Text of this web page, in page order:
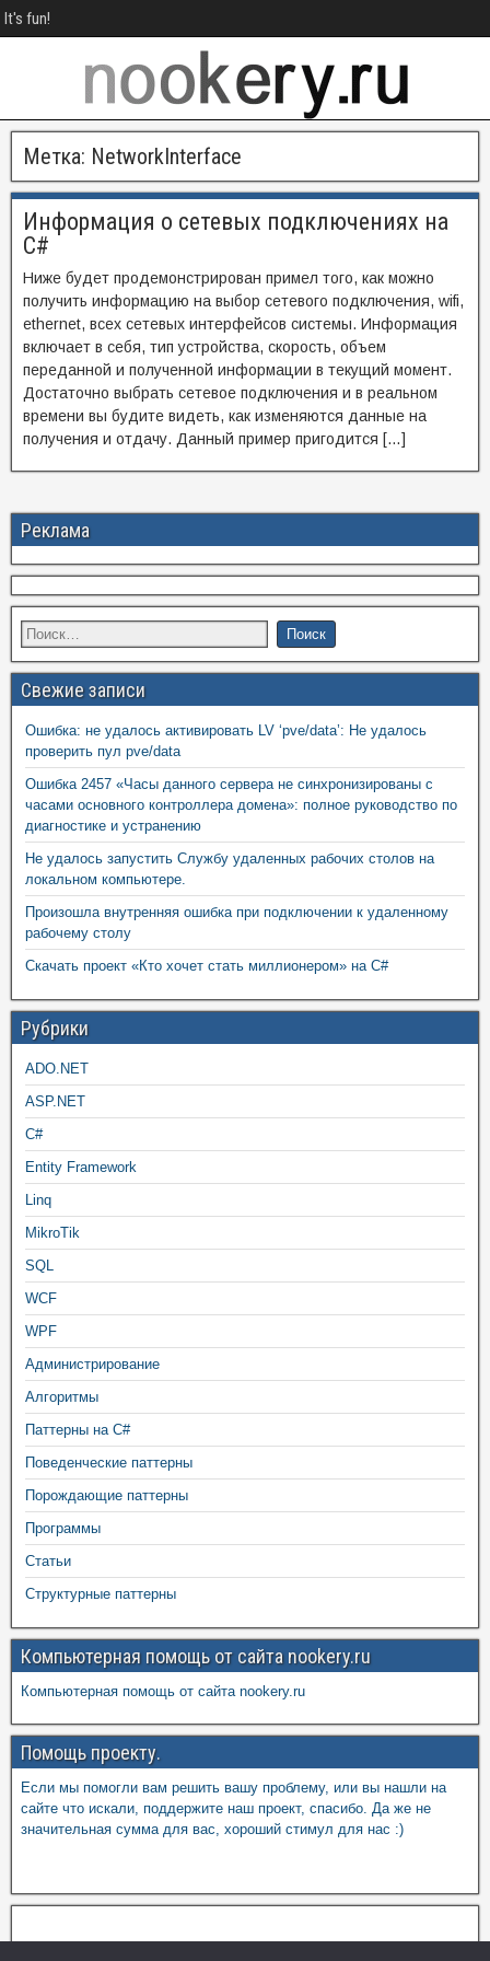
It's fun!
Метка: NetworkInterface
Информация о сетевых подключениях на
C#
Ниже будет продемонстрирован примел того, как можно
получить информацию на выбор сетевого подключения, wifi,
ethernet, всех сетевых интерфейсов системы. Информация
включает в себя, тип устройства, скорость, объем
переданной и полученной информации в текущий момент.
Достаточно выбрать сетевое подключения и в реальном
времени вы будите видеть, как изменяются данные на
получения и отдачу. Данный пример пригодится […]
Реклама
Свежие записи
Ошибка: не удалось активировать LV ‘pve/data’: Не удалось
проверить пул pve/data
Ошибка 2457 «Часы данного сервера не синхронизированы с
часами основного контроллера домена»: полное руководство по
диагностике и устранению
Не удалось запустить Службу удаленных рабочих столов на
локальном компьютере.
Произошла внутренняя ошибка при подключении к удаленному
рабочему столу
Скачать проект «Кто хочет стать миллионером» на C#
Рубрики
ADO.NET
ASP.NET
C#
Entity Framework
Linq
MikroTik
SQL
WCF
WPF
Администрирование
Алгоритмы
Паттерны на C#
Поведенческие паттерны
Порождающие паттерны
Программы
Статьи
Структурные паттерны
Компьютерная помощь от сайта nookery.ru
Компьютерная помощь от сайта nookery.ru
Помощь проекту.
Если мы помогли вам решить вашу проблему, или вы нашли на
сайте что искали, поддержите наш проект, спасибо. Да же не
значительная сумма для вас, хороший стимул для нас :)